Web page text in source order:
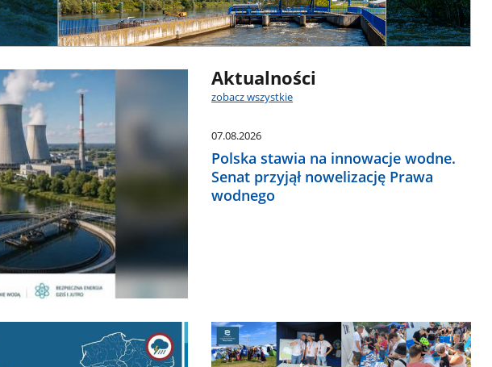
Aktualności
zobacz wszystkie
07.08.2026
Polska stawia na innowacje wodne.
Senat przyjął nowelizację Prawa
wodnego